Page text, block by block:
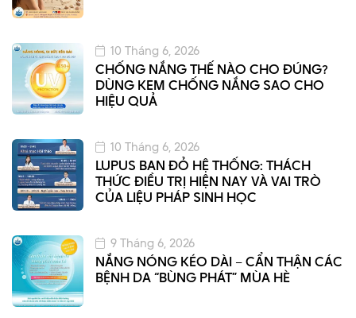
CHỐNG NẮNG THẾ NÀO CHO ĐÚNG?
DÙNG KEM CHỐNG NẮNG SAO CHO
HIỆU QUẢ
10 Tháng 6, 2026
LUPUS BAN ĐỎ HỆ THỐNG: THÁCH
THỨC ĐIỀU TRỊ HIỆN NAY VÀ VAI TRÒ
CỦA LIỆU PHÁP SINH HỌC
10 Tháng 6, 2026
NẮNG NÓNG KÉO DÀI – CẨN THẬN CÁC
BỆNH DA “BÙNG PHÁT” MÙA HÈ
9 Tháng 6, 2026